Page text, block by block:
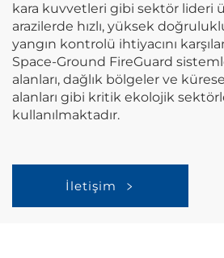
kara kuvvetleri gibi sektör lideri
arazilerde hızlı, yüksek
yangın kontrolü ihtiyacını
Space-Ground FireGuard
alanları, dağlık bölgeler ve
alanları gibi kritik ekolojik
kullanılmaktadır.
İletişim